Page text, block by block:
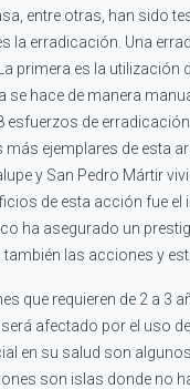
entre otras, han sido
la erradicación. Una
es la utilización
hace de manera
esfuerzos de
ejemplares de esta
y San Pedro Mártir
de esta acción fue el
ha asegurado un
las acciones y
requieren de 2 a 3
afectado por el uso
en su salud son
son islas donde no